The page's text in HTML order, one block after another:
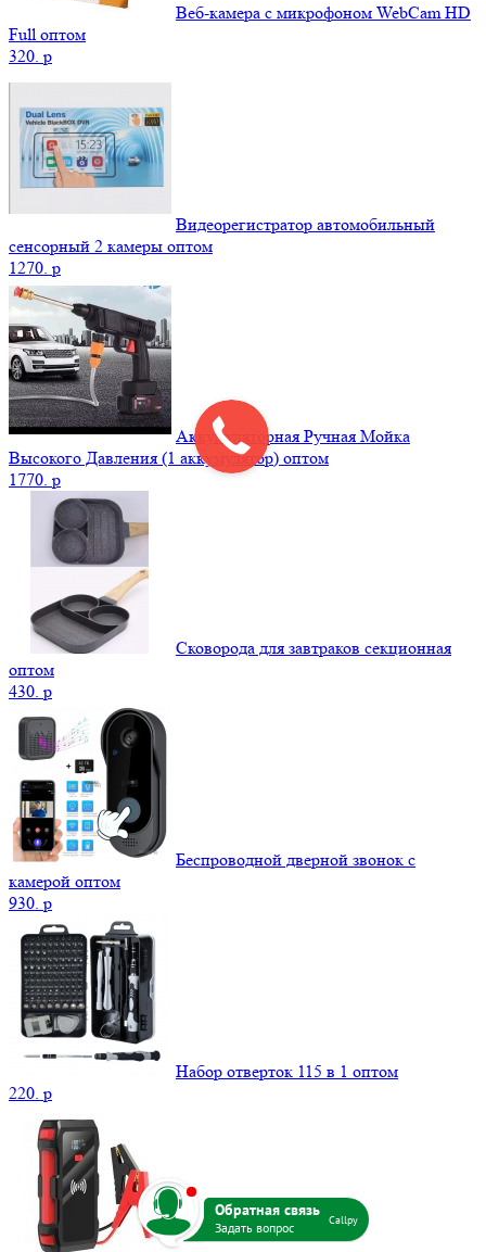
Веб-камера с микрофоном WebCam HD
Full оптом
320. p
Видеорегистратор автомобильный
сенсорный 2 камеры оптом
1270. p
Аккумуляторная Ручная Мойка
Высокого Давления (1 аккумулятор) оптом
1770. p
Сковорода для завтраков секционная
оптом
430. p
Беспроводной дверной звонок с
камерой оптом
930. p
Набор отверток 115 в 1 оптом
220. p
Callpy
b